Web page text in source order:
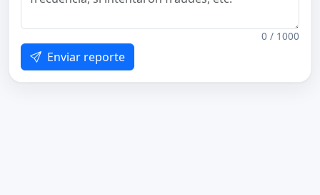
0 / 1000
Enviar reporte